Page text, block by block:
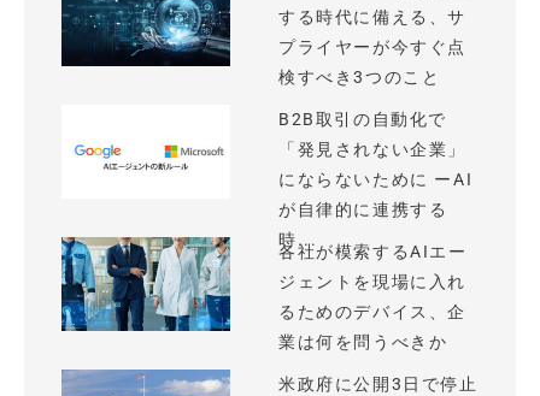
する時代に備える、サ
プライヤーが今すぐ点
検すべき3つのこと
B2B取引の自動化で
「発見されない企業」
にならないために ーAI
が自律的に連携する
時...
各社が模索するAIエー
ジェントを現場に入れ
るためのデバイス、企
業は何を問うべきか
米政府に公開3日で停止